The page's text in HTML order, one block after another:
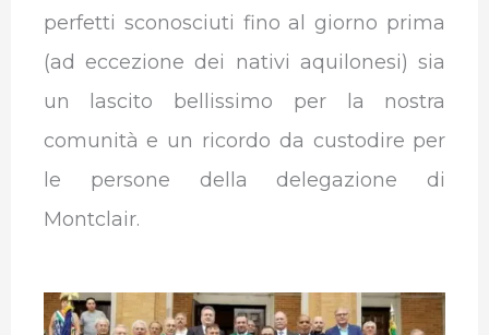
perfetti sconosciuti fino al giorno prima
(ad eccezione dei nativi aquilonesi) sia
un lascito bellissimo per la nostra
comunità e un ricordo da custodire per
le persone della delegazione di
Montclair.